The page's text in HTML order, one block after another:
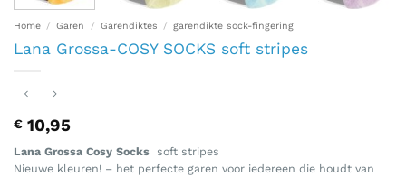
Home / Garen / Garendiktes / garendikte sock-fingering
Lana Grossa-COSY SOCKS soft stripes
€ 10,95
Lana Grossa Cosy Socks soft stripes
Nieuwe kleuren! – het perfecte garen voor iedereen die houdt van